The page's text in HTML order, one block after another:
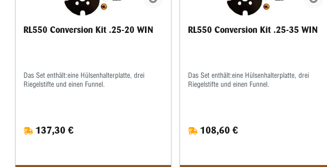
RL550 Conversion Kit .25-20 WIN
Das Set enthält:eine Hülsenhalterplatte, drei
Riegelstifte und einen Funnel.
137,30 €
RL550 Conversion Kit .25-35 WIN
Das Set enthält:eine Hülsenhalterplatte, drei
Riegelstifte und einen Funnel.
108,60 €